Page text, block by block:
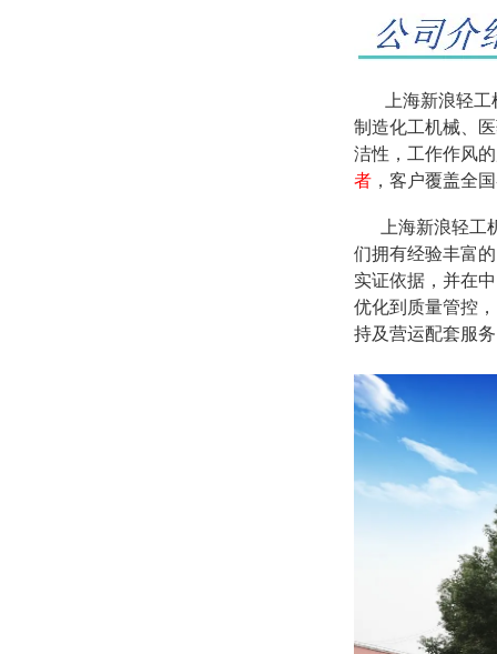
上海新浪轻工机
制造化工机械、
洁性，工作作风
者 ，客户覆盖全
上海新浪轻
们拥有经验丰富
实证依据，并在
优化到质量管控，
持及营运配套服